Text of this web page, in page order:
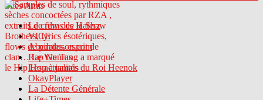
Sites Amis
Le crew des Haterz
VICE
Abcdrduson.com
Rap Genius
Les actualités du Roi Heenok
OkayPlayer
La Détente Générale